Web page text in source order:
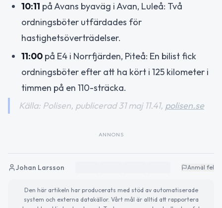
10:11 på Avans byaväg i Avan, Luleå: Två
ordningsböter utfärdades för
hastighetsöverträdelser.
11:00 på E4 i Norrfjärden, Piteå: En bilist fick
ordningsböter efter att ha kört i 125 kilometer i
timmen på en 110-sträcka.
Källa: Polisen, publicerad 31 maj 11.41, polisen.se
ANNONS
Johan Larsson Anmäl fel
Den här artikeln har producerats med stöd av automatiserade
system och externa datakällor. Vårt mål är alltid att rapportera